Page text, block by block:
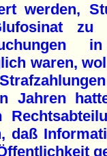
werden,
zu
waren,
Jahren
daß